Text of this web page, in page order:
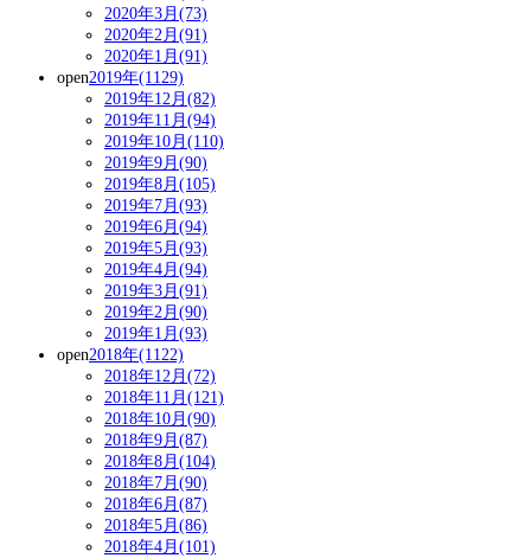
2020年3月(73)
2020年2月(91)
2020年1月(91)
open2019年(1129)
2019年12月(82)
2019年11月(94)
2019年10月(110)
2019年9月(90)
2019年8月(105)
2019年7月(93)
2019年6月(94)
2019年5月(93)
2019年4月(94)
2019年3月(91)
2019年2月(90)
2019年1月(93)
open2018年(1122)
2018年12月(72)
2018年11月(121)
2018年10月(90)
2018年9月(87)
2018年8月(104)
2018年7月(90)
2018年6月(87)
2018年5月(86)
2018年4月(101)